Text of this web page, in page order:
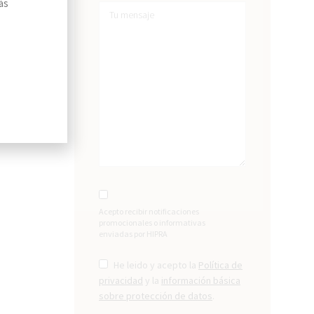
Acepto recibir notificaciones
promocionales o informativas
enviadas por HIPRA
He leido y acepto la Política de
privacidad y la información básica
sobre protección de datos
en